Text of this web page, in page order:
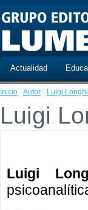
Actualidad
Inicio · Autor · Luigi
Luigi
Luigi